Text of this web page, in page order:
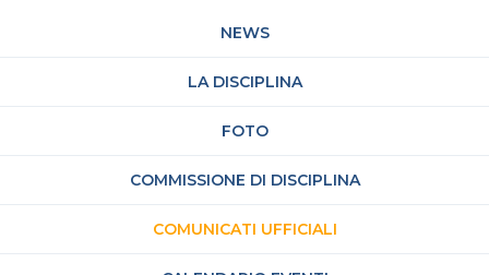
NEWS
LA DISCIPLINA
FOTO
COMMISSIONE DI DISCIPLINA
COMUNICATI UFFICIALI